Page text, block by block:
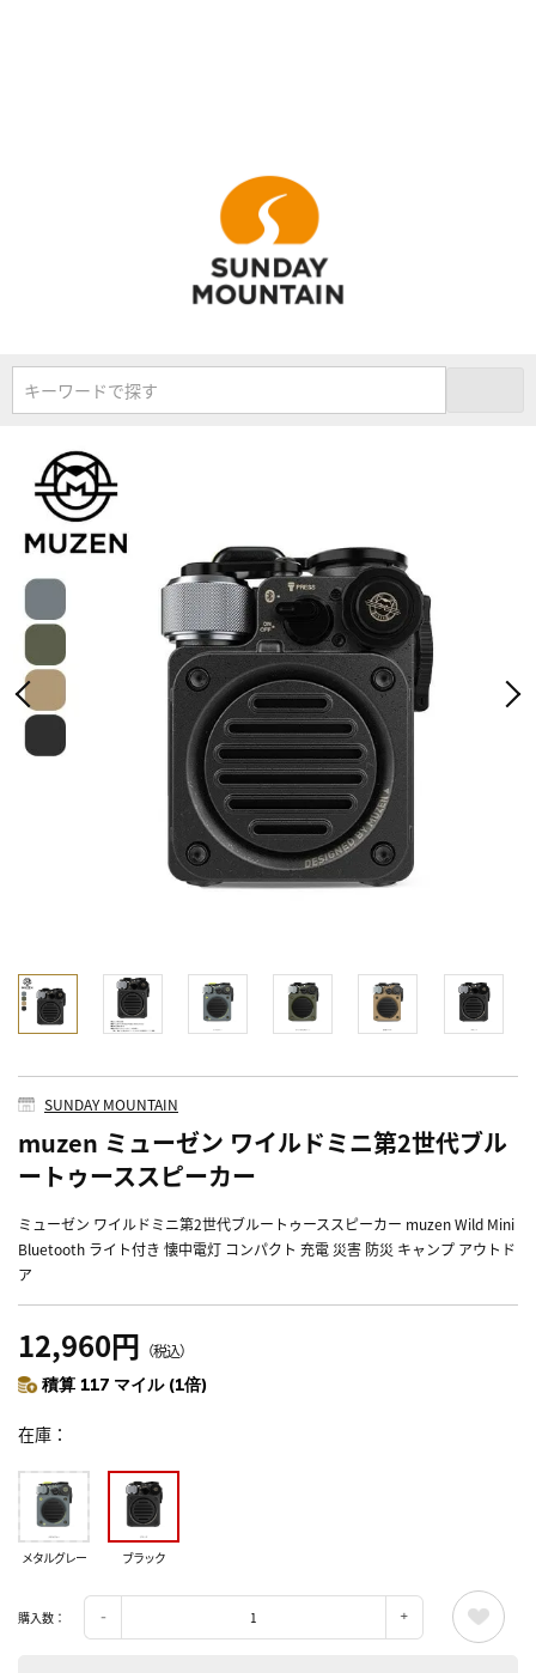
キーワードで探す
SUNDAY MOUNTAIN
muzen ミューゼン ワイルドミニ第2世代ブル
ートゥーススピーカー
ミューゼン ワイルドミニ第2世代ブルートゥーススピーカー muzen Wild Mini
Bluetooth ライト付き 懐中電灯 コンパクト 充電 災害 防災 キャンプ アウトド
ア
12,960円 （税込）
積算 117 マイル (1倍)
在庫
メタルグレー ブラック
購入数：